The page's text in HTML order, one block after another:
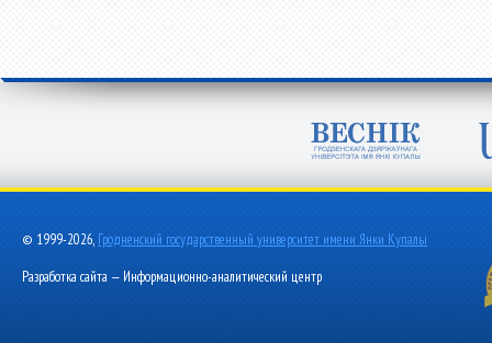
© 1999-2026, Гродненский государственный университет имени Янки Купалы
Разработка сайта — Информационно-аналитический центр